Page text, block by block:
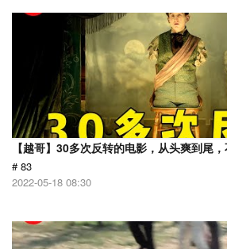
【越哥】30多次反转的电影，从头爽到尾
# 83
2022-05-18 08:30